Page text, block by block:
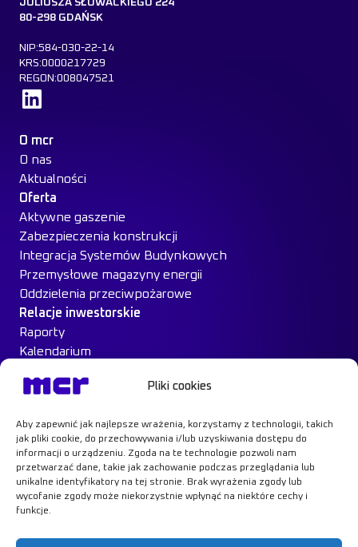
Pliki cookies
Aby zapewnić jak najlepsze wrażenia, korzystamy z technologii, takich
jak pliki cookie, do przechowywania i/lub uzyskiwania dostępu do
informacji o urządzeniu. Zgoda na te technologie pozwoli nam
przetwarzać dane, takie jak zachowanie podczas przeglądania lub
unikalne identyfikatory na tej stronie. Brak wyrażenia zgody lub
wycofanie zgody może niekorzystnie wpłynąć na niektóre cechy i
funkcje.
JULIUSZA SŁOWACKIEGO 224
80-298 GDAŃSK
NIP:584-030-22-14
KRS:0000217729
REGON:008047521
O mcr
O nas
Aktualności
Oferta
Aktywne gaszenie
Zabezpieczenia konstrukcji
Integracja Systemów Budynkowych
Przemysłowe magazyny energii
Oddzielenia przeciwpożarowe
Relacje inwestorskie
Raporty
Kalendarium
Materiały inwestorskie
Case Study
Kontakt
Dowiedz się więcej